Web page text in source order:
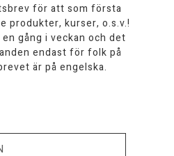
för att som första
produkter, kurser, o.s.v.!
gång i veckan och det
endast för folk på
är på engelska.